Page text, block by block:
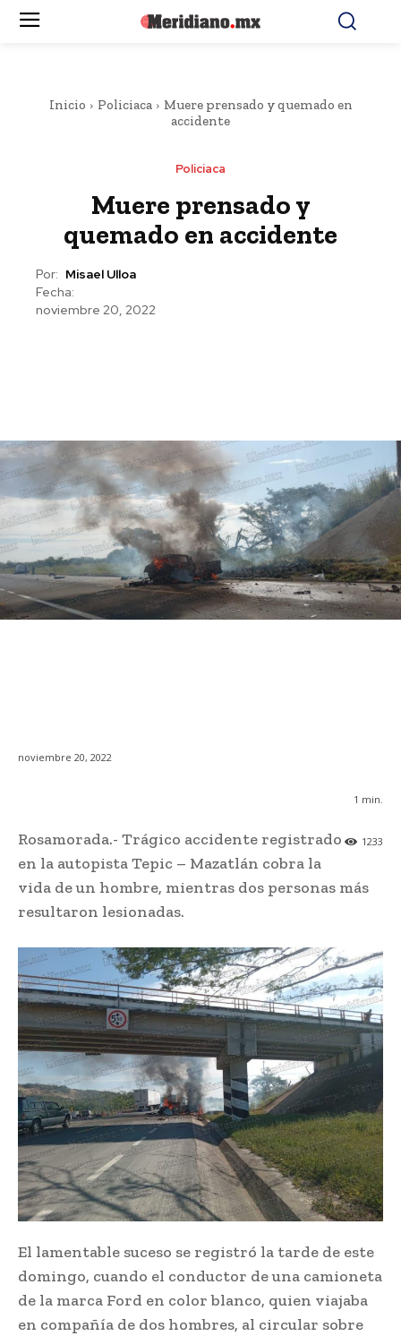
Inicio Policiaca
Muere prensado y quemado en
accidente
Policiaca
Muere prensado y
quemado en accidente
Por: Misael Ulloa
Fecha:
noviembre 20, 2022
noviembre 20, 2022
1 min.
1233
Rosamorada.- Trágico accidente registrado
en la autopista Tepic – Mazatlán cobra la
vida de un hombre, mientras dos personas más
resultaron lesionadas.
El lamentable suceso se registró la tarde de este
domingo, cuando el conductor de una camioneta
de la marca Ford en color blanco, quien viajaba
en compañía de dos hombres, al circular sobre